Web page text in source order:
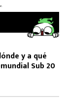
y a qué
Sub 20